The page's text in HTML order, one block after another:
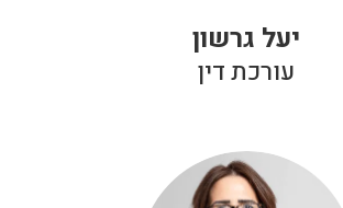
יעל גרשון
עורכת דין